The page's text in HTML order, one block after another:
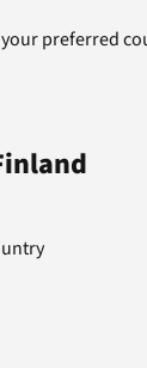
preferred